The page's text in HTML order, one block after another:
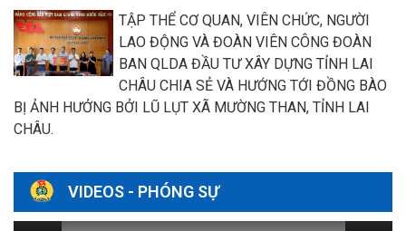
TẬP THỂ CƠ QUAN, VIÊN CHỨC, NGƯỜI
LAO ĐỘNG VÀ ĐOÀN VIÊN CÔNG ĐOÀN
BAN QLDA ĐẦU TƯ XÂY DỰNG TỈNH LAI
CHÂU CHIA SẺ VÀ HƯỚNG TỚI ĐỒNG BÀO
BỊ ẢNH HƯỞNG BỞI LŨ LỤT XÃ MƯỜNG THAN, TỈNH LAI
CHÂU.
VIDEOS - PHÓNG SỰ